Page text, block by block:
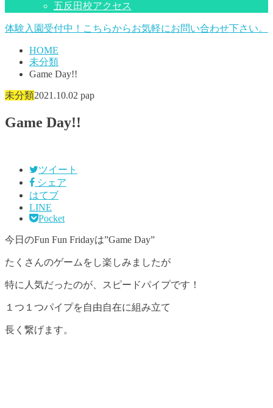
五反田校アクセス
体験入園受付中！こちらからお気軽にお問い合わせ下さい。
HOME
未分類
Game Day!!
未分類2021.10.02 pap
Game Day!!
ツイート
シェア
はてブ
LINE
Pocket
今日のFun Fun Fridayは”Game Day”
たくさんのゲームをし楽しみましたが
特に人気だったのが、スピードパイプです！
１つ１つパイプを自由自在に組み立て
長く繋げます。